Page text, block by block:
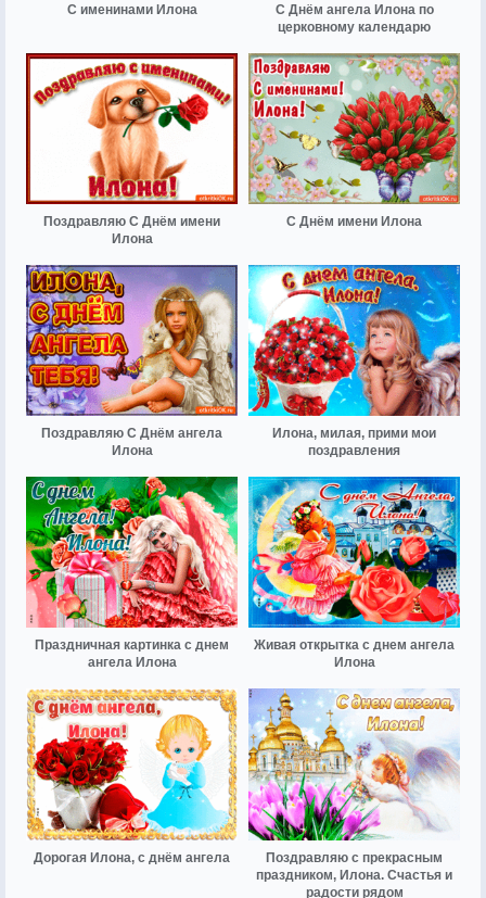
С именинами Илона
С Днём ангела Илона по
церковному календарю
Поздравляю С Днём имени
Илона
С Днём имени Илона
Поздравляю С Днём ангела
Илона
Илона, милая, прими мои
поздравления
Праздничная картинка с днем
ангела Илона
Живая открытка с днем ангела
Илона
Дорогая Илона, с днём ангела
Поздравляю с прекрасным
праздником, Илона. Счастья и
радости рядом